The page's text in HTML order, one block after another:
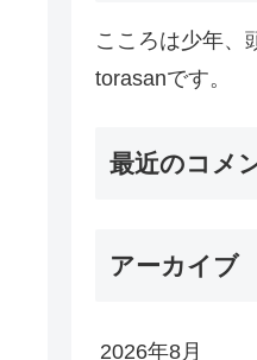
こころは少年、
torasanです。
最近のコメ
アーカイブ
2026年8月